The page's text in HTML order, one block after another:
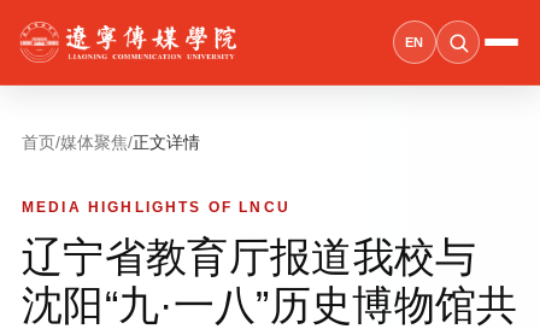
EN
首页/媒体聚焦/正文详情
MEDIA HIGHLIGHTS OF LNCU
辽宁省教育厅报道我校与
沈阳“九·一八”历史博物馆共